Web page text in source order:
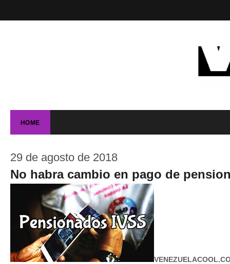
HOME
29 de agosto de 2018
No habra cambio en pago de